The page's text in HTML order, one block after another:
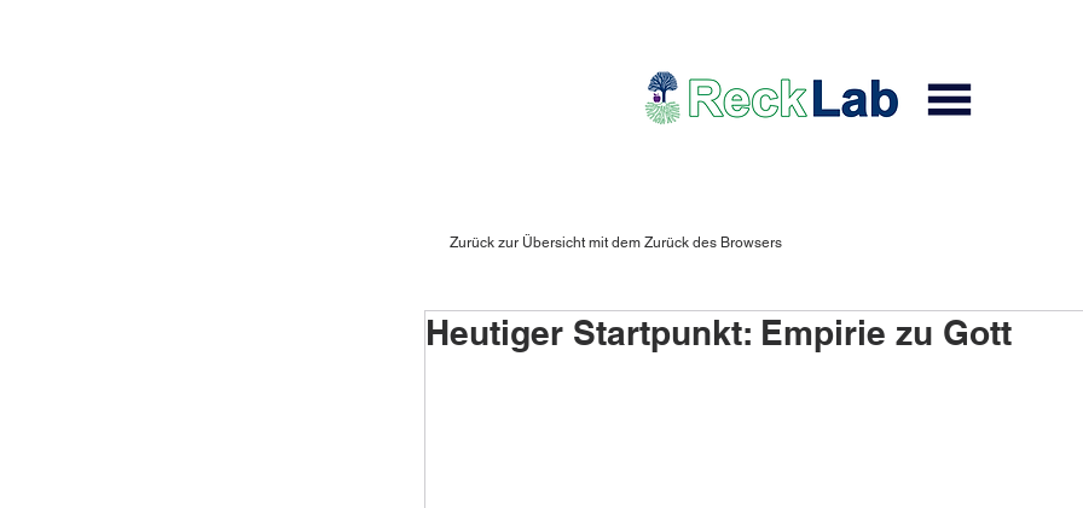
Zurück zur Übersicht mit dem Zurück des Browsers
Heutiger Startpunkt: Empirie zu Gott